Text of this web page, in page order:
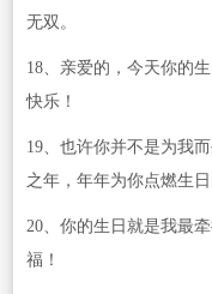
无双。
18、亲爱的，今天你的
快乐！
19、也许你并不是为我
之年，年年为你点燃生日
20、你的生日就是我最
福！